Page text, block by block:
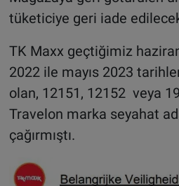
tüketiciye geri iade
TK Maxx geçtiğimiz
2022 ile mayıs 2023
olan, 12151, 12152 veya
Travelon marka seyahat
çağırmıştı.